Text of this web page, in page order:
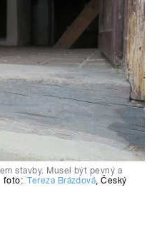
stavby. Musel být pevný a
foto: Tereza Brázdová ,Český